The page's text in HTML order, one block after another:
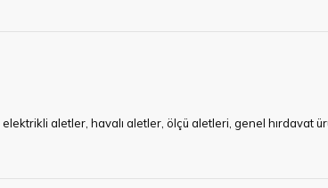
aletler, havalı aletler, ölçü aletleri, genel hırdavat